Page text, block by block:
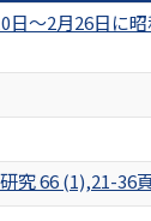
～2月26日に
究 66 (1),21-36